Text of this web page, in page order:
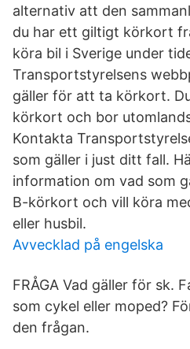
alternativ att den
du har ett giltigt körkort
köra bil i Sverige under
Transportstyrelsens
gäller för att ta körkort.
körkort och bor
Kontakta
som gäller i just ditt fall.
information om vad som
B-körkort och vill köra
eller husbil.
Avvecklad på engelska
FRÅGA Vad gäller för sk.
som cykel eller moped?
den frågan.